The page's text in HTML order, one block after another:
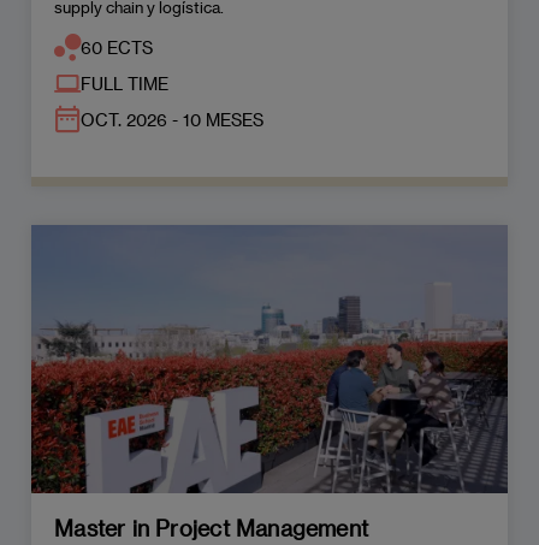
supply chain y logística.
60 ECTS
FULL TIME
OCT. 2026 - 10 MESES
Master in Project Management